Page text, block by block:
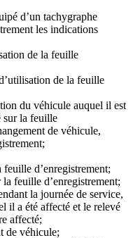
d’un tachygraphe
les indications
de la feuille
de la feuille
du véhicule auquel il est
sur la feuille
de véhicule,
d’enregistrement;
feuille d’enregistrement;
la journée de service,
il a été affecté et le relevé
affecté;
de véhicule;